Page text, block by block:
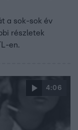
a sok-sok év
részletek
en.
4:06